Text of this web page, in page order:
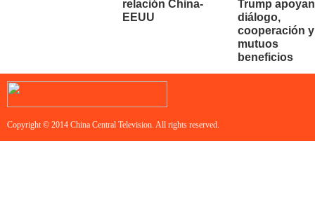
relación China-
EEUU
Trump apoyan
diálogo,
cooperación y
mutuos
beneficios
Copyright © 2014 China Central Television. All rights reserved.